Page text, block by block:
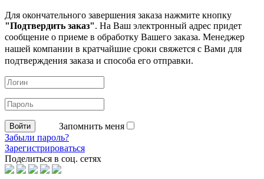
Для окончательного завершения заказа нажмите кнопку
"Подтвердить заказ". На Ваш электронный адрес придет
сообщение о приеме в обработку Вашего заказа. Менеджер
нашей компании в кратчайшие сроки свяжется с Вами для
подтверждения заказа и способа его отправки.
Запомнить меня
Забыли пароль?
Зарегистрироваться
Поделиться в соц. сетях